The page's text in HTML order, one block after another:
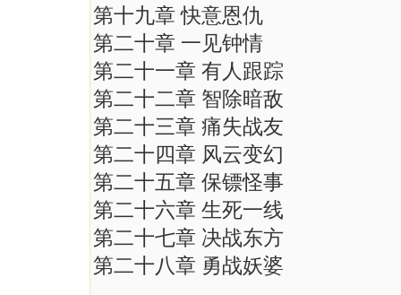
第十九章 快意恩仇
第二十章 一见钟情
第二十一章 有人跟踪
第二十二章 智除暗敌
第二十三章 痛失战友
第二十四章 风云变幻
第二十五章 保镖怪事
第二十六章 生死一线
第二十七章 决战东方
第二十八章 勇战妖婆